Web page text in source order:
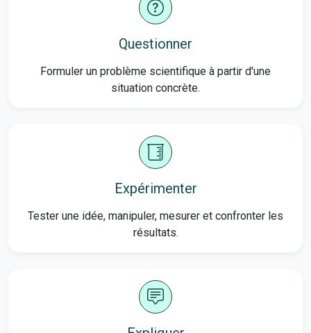
Questionner
Formuler un problème scientifique à partir d'une
situation concrète.
Expérimenter
Tester une idée, manipuler, mesurer et confronter les
résultats.